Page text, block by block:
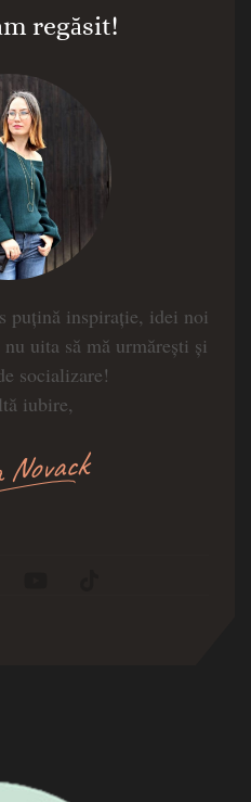
regăsit!
puțină inspirație, idei noi
uita să mă urmărești și
socializare!
iubire,